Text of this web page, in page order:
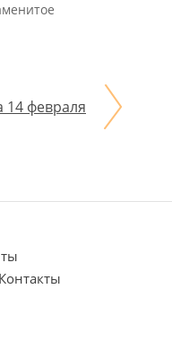
14 февраля
Контакты